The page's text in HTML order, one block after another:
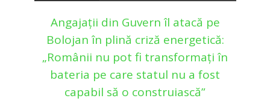
Angajații din Guvern îl atacă pe
Bolojan în plină criză energetică:
„Românii nu pot fi transformați în
bateria pe care statul nu a fost
capabil să o construiască”